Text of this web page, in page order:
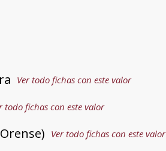
Ver todo fichas con este valor
todo fichas con este valor
Ver todo fichas con este valor